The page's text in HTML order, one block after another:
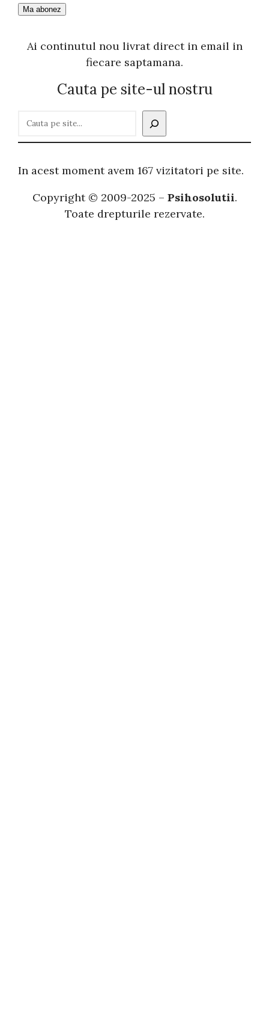
Ai continutul nou livrat direct in email in
fiecare saptamana.
Cauta pe site-ul nostru
t
In acest moment avem 167 vizitatori pe site.
Copyright © 2009-2025 – Psihosolutii.
Toate drepturile rezervate.